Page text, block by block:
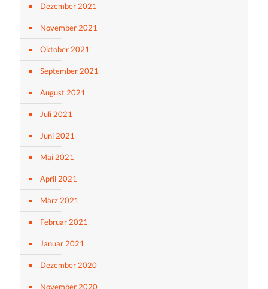
Dezember 2021
November 2021
Oktober 2021
September 2021
August 2021
Juli 2021
Juni 2021
Mai 2021
April 2021
März 2021
Februar 2021
Januar 2021
Dezember 2020
November 2020